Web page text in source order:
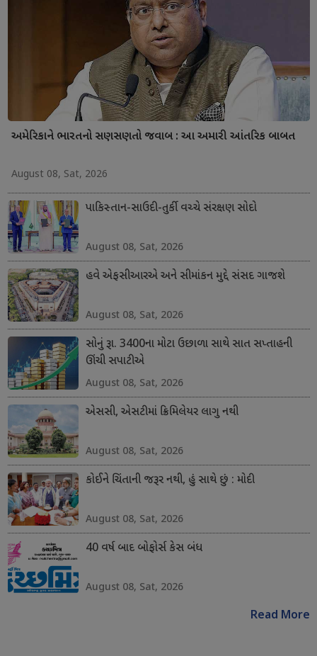
અમેરિકાને ભારતનો સણસણતો જવાબ : આ અમારી આંતરિક બાબત
August 08, Sat, 2026
પાકિસ્તાન-સાઉદી-તુર્કી વચ્ચે સંરક્ષણ સોદો
August 08, Sat, 2026
હવે એફસીઆરએ અને સીમાંકન મુદ્દે સંસદ ગાજશે
August 08, Sat, 2026
સોનું રૂા. 3400ના મોટા ઉછાળા સાથે સાત સપ્તાહની
ઊંચી સપાટીએ
August 08, Sat, 2026
એસસી, એસટીમાં ક્રિમિલેયર લાગુ નથી
August 08, Sat, 2026
કોઈને ચિંતાની જરૂર નથી, હું સાથે છું : મોદી
August 08, Sat, 2026
40 વર્ષ બાદ બોફોર્સ કેસ બંધ
August 08, Sat, 2026
Read More